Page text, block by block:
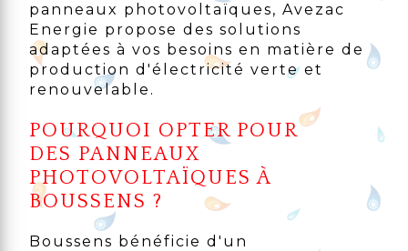
panneaux photovoltaïques, Avezac
Energie propose des solutions
adaptées à vos besoins en matière de
production d'électricité verte et
renouvelable.
POURQUOI OPTER POUR
DES PANNEAUX
PHOTOVOLTAÏQUES À
BOUSSENS ?
Boussens bénéficie d'un